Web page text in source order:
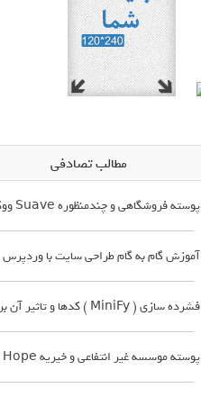
مطالب تصادفی
پوسته فروشگاهی و چندمنظوره Suave ووکامرس
آموزش گام به گام طراحی سایت با وردپرس
فشرده سازی ( MiniFy ) کدها و تاثیر آن بر سئو
پوسته موسسه غیر انتفاعی و خیریه Hope وردپرس